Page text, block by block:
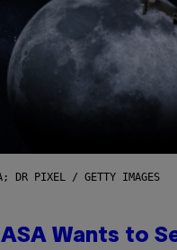
DR PIXEL / GETTY IMAGES
Wants to